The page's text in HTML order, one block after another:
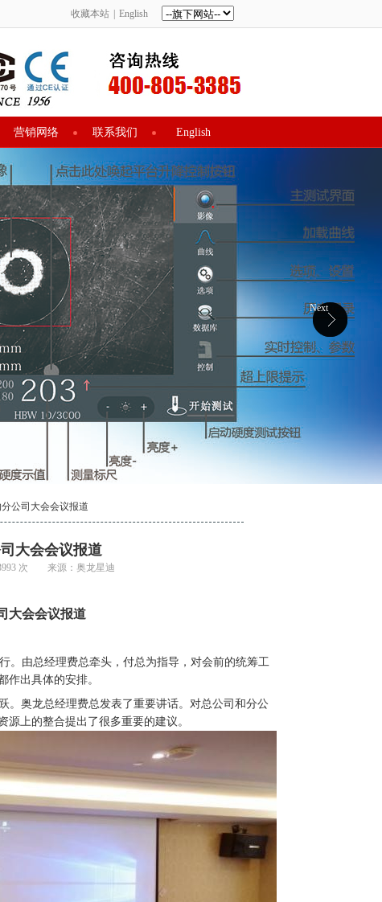
收藏本站 English
营销网络 联系我们 English
Next
公司大会会议报道
大会会议报道
次 来源：奥龙星迪
大会会议报道
。由总经理费总牵头，付总为指导，对会前的统筹工
作出具体的安排。
。奥龙总经理费总发表了重要讲话。对总公司和分公
上的整合提出了很多重要的建议。